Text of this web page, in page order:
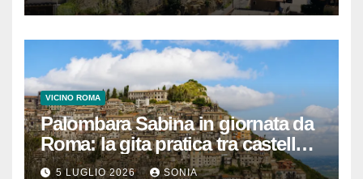
VICINO ROMA
Palombara Sabina in giornata da
Roma: la gita pratica tra castello,
vicoli e Terme di Cretone
5 LUGLIO 2026 SONIA